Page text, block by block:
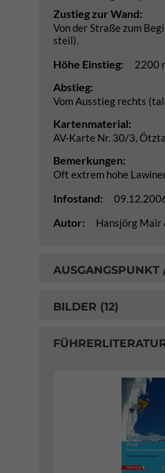
Zustieg zur Wand:
Von der Straße zum
steil).
Höhe Einstieg: 2200
Abstieg:
Vom Ausstieg rechts
Kartenmaterial:
AV-Karte Nr. 30/3,
Bemerkungen:
Oft extrem hohe
Infostand:
Autor: Hansjörg Mair
AUSGANGSPUNKT
BILDER (12)